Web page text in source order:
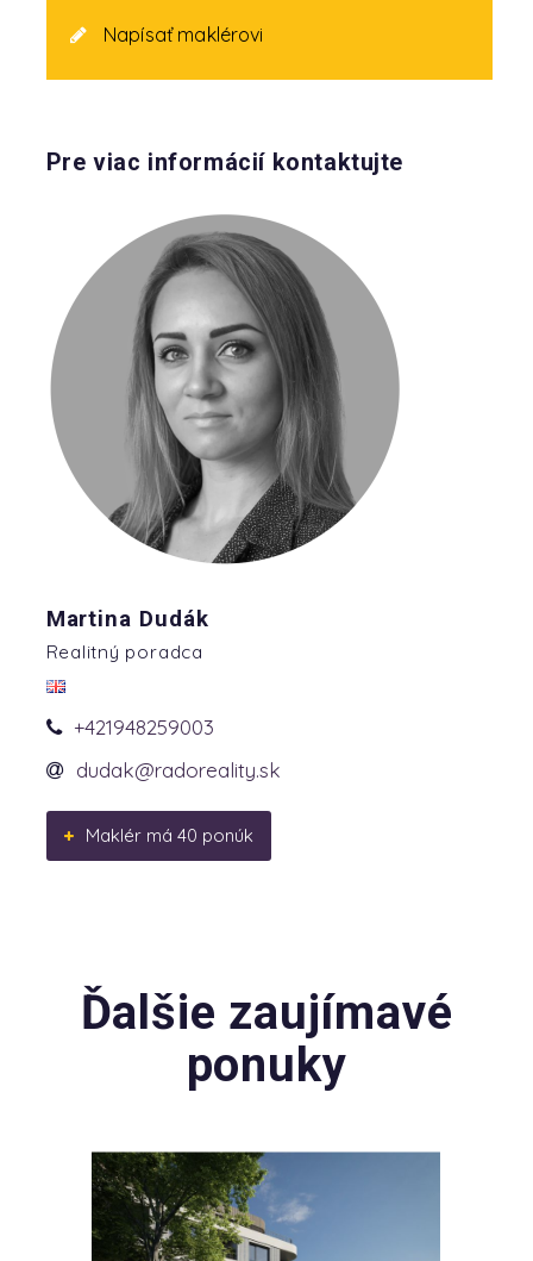
Napísať maklérovi
Pre viac informácií kontaktujte
Martina Dudák
Realitný poradca
+421948259003
dudak@radoreality.sk
Maklér má 40 ponúk
Ďalšie zaujímavé
ponuky